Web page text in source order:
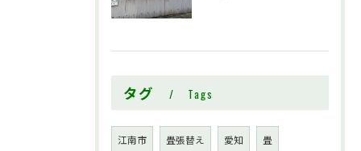
タグ Tags
江南市 畳張替え 愛知 畳